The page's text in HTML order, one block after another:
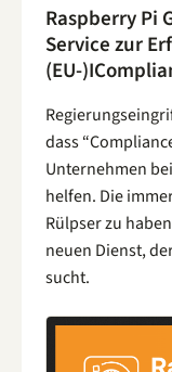
Raspberry Pi
Service zur
(EU-
dass
Unternehmen
helfen. Die
Rülpser zu
neuen Dienst,
sucht.